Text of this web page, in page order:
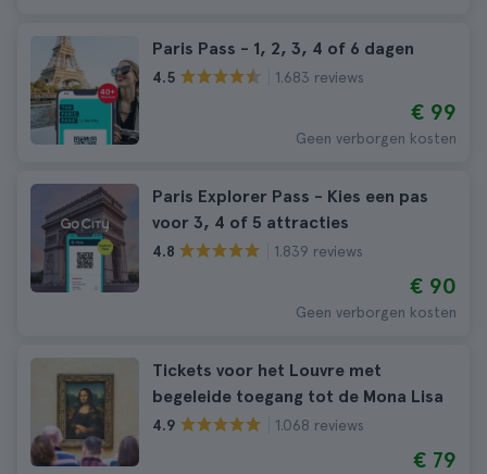
Paris Pass - 1, 2, 3, 4 of 6 dagen
4.5 1.683 reviews
€ 99
Geen verborgen kosten
Paris Explorer Pass - Kies een pas
voor 3, 4 of 5 attracties
4.8 1.839 reviews
€ 90
Geen verborgen kosten
Tickets voor het Louvre met
begeleide toegang tot de Mona Lisa
4.9 1.068 reviews
€ 79